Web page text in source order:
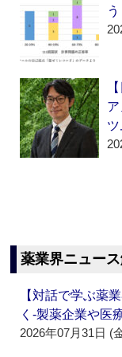
う
薬業界ニュー
【対話で学ぶ薬
く‐製薬企業や
2026年07月31日 (